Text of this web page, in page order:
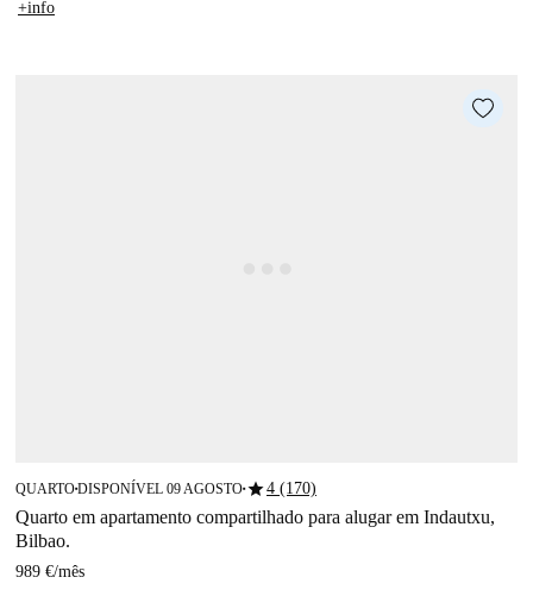
+info
QUARTO■DISPONÍVEL 09 AGOSTO■star4 (170)
Quarto em apartamento compartilhado para alugar em Indautxu,
Bilbao.
989 €/mês